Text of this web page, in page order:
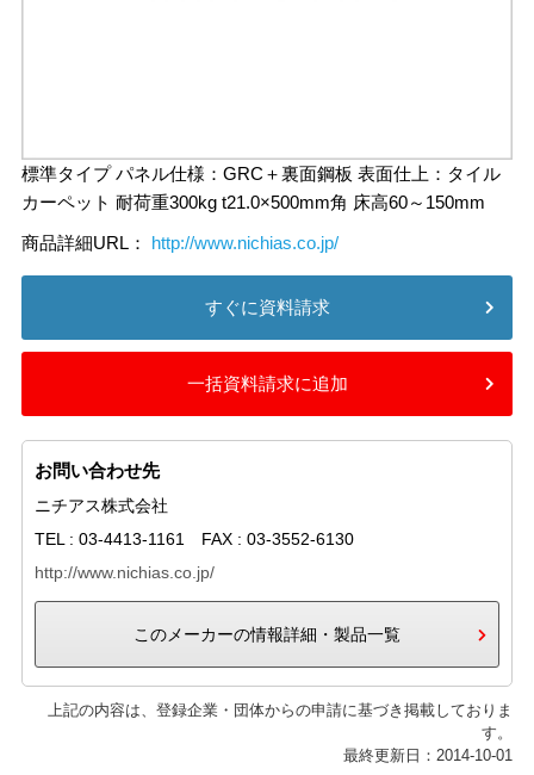
標準タイプ パネル仕様：GRC＋裏面鋼板 表面仕上：タイル
カーペット 耐荷重300kg t21.0×500mm角 床高60～150mm
商品詳細URL： http://www.nichias.co.jp/
すぐに資料請求
一括資料請求に追加
お問い合わせ先
ニチアス株式会社
TEL : 03-4413-1161 FAX : 03-3552-6130
http://www.nichias.co.jp/
このメーカーの情報詳細・製品一覧
上記の内容は、登録企業・団体からの申請に基づき掲載しておりま
す。
最終更新日：2014-10-01